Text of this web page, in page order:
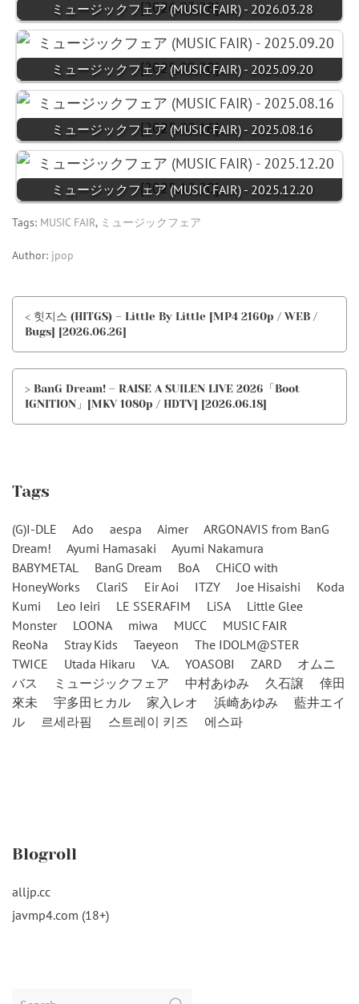
ミュージックフェア (MUSIC FAIR) - 2026.03.28
ミュージックフェア (MUSIC FAIR) - 2025.09.20
ミュージックフェア (MUSIC FAIR) - 2025.08.16
ミュージックフェア (MUSIC FAIR) - 2025.12.20
Tags: MUSIC FAIR, ミュージックフェア
Author: jpop
< 힛지스 (HITGS) – Little By Little [MP4 2160p / WEB /
Bugs] [2026.06.26]
> BanG Dream! – RAISE A SUILEN LIVE 2026「Boot
IGNITION」[MKV 1080p / HDTV] [2026.06.18]
Tags
(G)I-DLE Ado aespa Aimer
ARGONAVIS from BanG
Dream!
Ayumi Hamasaki
Ayumi Nakamura
BABYMETAL
BanG Dream BoA
CHiCO with
HoneyWorks
ClariS Eir Aoi ITZY Joe Hisaishi
Koda
Kumi
Leo Ieiri LE SSERAFIM LiSA
Little Glee
Monster
LOONA miwa MUCC
MUSIC FAIR
ReoNa
Stray Kids Taeyeon
The IDOLM@STER
TWICE
Utada Hikaru V.A. YOASOBI ZARD
オムニ
バス
ミュージックフェア 中村あゆみ 久石譲
倖田
來未
宇多田ヒカル 家入レオ 浜崎あゆみ
藍井エイ
ル
르세라핌 스트레이 키즈 에스파
Blogroll
alljp.cc
javmp4.com (18+)
Search